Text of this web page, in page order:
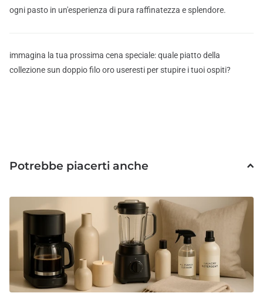
ogni pasto in un'esperienza di pura raffinatezza e splendore.
immagina la tua prossima cena speciale: quale piatto della
collezione sun doppio filo oro useresti per stupire i tuoi ospiti?
Potrebbe piacerti anche